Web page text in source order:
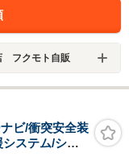
フクモト自販
ビ/衝突安全装
ステム/シー
ッドランプ